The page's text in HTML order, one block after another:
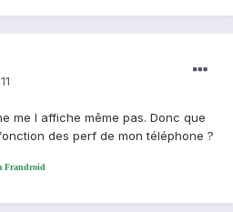
me l affiche même pas. Donc que
des perf de mon téléphone ?
Frandroid